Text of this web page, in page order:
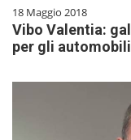
18 Maggio 2018
Vibo Valentia:
per gli